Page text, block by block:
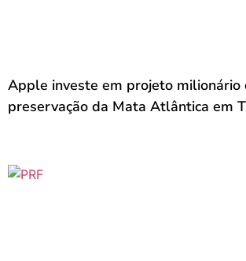
Apple investe em projeto milionário
preservação da Mata Atlântica em